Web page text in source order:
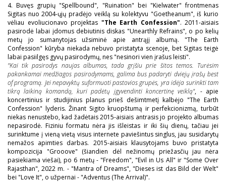
4. Buvęs grupių "Spellbound", "Ruination" bei "Kielwater" frontmenas
Sigitas nuo 2004-ųjų pradėjo veiklą su kolektyvu "Goetheanum", iš kurio
vėliau evoliucionavo projektas "The Earth Confession". 2011-aisiais
pasirodė labai įdomus debiutinis diskas "Unearthly Refrains", o po kelių
metų jo sumanytojas užsiminė apie antrąjį albumą. "The Earth
Confession" kūryba niekada nebuvo pristatyta scenoje, bet Sigitas teigė
labai pasiilgęs gyvų pasirodymų, nes "nesinori vien įrašus leisti".
"Kai tik pasirodys naujas albumas, tada grįšiu prie šitos temos. Turėsim
pakankamai medžiagos pasirodymams, galima bus padaryti dviejų įrašų best
of programą. Jei nepavyktų suformuoti pastovios grupės, yra idėja surinkti tam
tikrą laikiną komandą, kuri padėtų įgyvendinti koncertinę veiklą", - apie
koncertinius ir studijinius planus prieš dešimtmetį kalbėjo "The Earth
Confession" lyderis. Žinant Sigito kruopštumą ir perfekcionizmą, turbūt
niekas nenustebo, kad žadėtais 2015-aisiais antrasis jo projekto albumas
nepasirodė. Fiziniu formatu nėra jis išleistas ir iki šių dienų, tačiau jei
surinktume į vieną vietą visus internete paviešintus singlus, jau susidarytų
nemažos apimties darbas. 2015-aisiais klausytojams buvo pristatyta
kompozicija "Grooove" (šiandien dėl nežinomų priežasčių jau nėra
pasiekiama viešai), po 6 metų - "Freedom", "Evil in Us All" ir "Some Over
Rajasthan", 2022 m. - "Mantra of Dreams", "Dieses ist das Bild der Welt"
bei "Love It", o užpernai - "Adventus (The Arrival)".